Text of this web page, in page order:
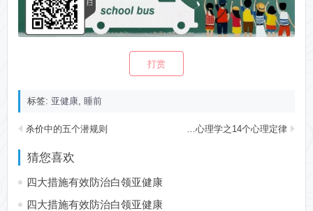
打赏
标签: 亚健康 睡前
杀价中的五个潜规则 销售心理学之14个心理定律
猜您喜欢
四大措施有效防治白领亚健康
四大措施有效防治白领亚健康